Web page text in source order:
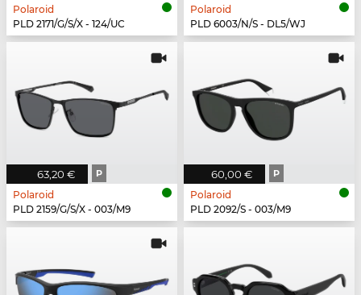
Polaroid
PLD 2171/G/S/X - 124/UC
Polaroid
PLD 6003/N/S - DL5/WJ
63,20 € P
Polaroid
PLD 2159/G/S/X - 003/M9
60,00 € P
Polaroid
PLD 2092/S - 003/M9